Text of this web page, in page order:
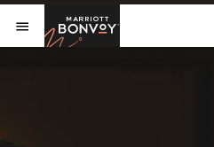
Skip to Content